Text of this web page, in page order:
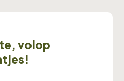
volop